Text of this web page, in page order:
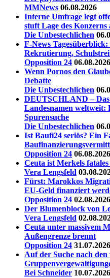
MMNews 06.08.2026
Interne Umfrage legt
stuft Lage des Konzerns
Die Unbestechlichen
F-News
Rekrutierung,
Opposition 24 06.08.2026
Wenn Pornos den
Debatte
Die Unbestechlichen
DEUTSCHLAND –
Landesnamen weltweit:
Spurensuche
Die Unbestechlichen
Ist Baufi24 seriös? Ein
Opposition 24 06.08.2026
Ceuta ist Merkels
Vera Lengsfeld
Fürst: Marokkos
EU-Geld finanziert
Opposition 24 02.08.2026
Der Blumenblock von
Vera Lengsfeld
Ceuta unter massivem
Außengrenze brennt
Opposition 24 31.07.2026
Auf der Suche nach den
Bei Schneider 10.07.2026